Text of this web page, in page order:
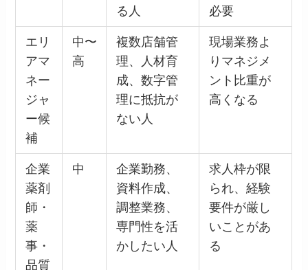
る人
必要
エリ
アマ
ネー
ジャ
ー候
補
中〜
高
複数店舗管
理、人材育
成、数字管
理に抵抗が
ない人
現場業務よ
りマネジメ
ント比重が
高くなる
企業
薬剤
師・
薬
事・
品質
中
企業勤務、
資料作成、
調整業務、
専門性を活
かしたい人
求人枠が限
られ、経験
要件が厳し
いことがあ
る